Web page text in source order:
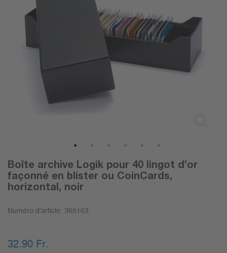
Boîte archive Logik pour 40 lingot d’or
façonné en blister ou CoinCards,
horizontal, noir
Numéro d'article: 365163
32.90 Fr.